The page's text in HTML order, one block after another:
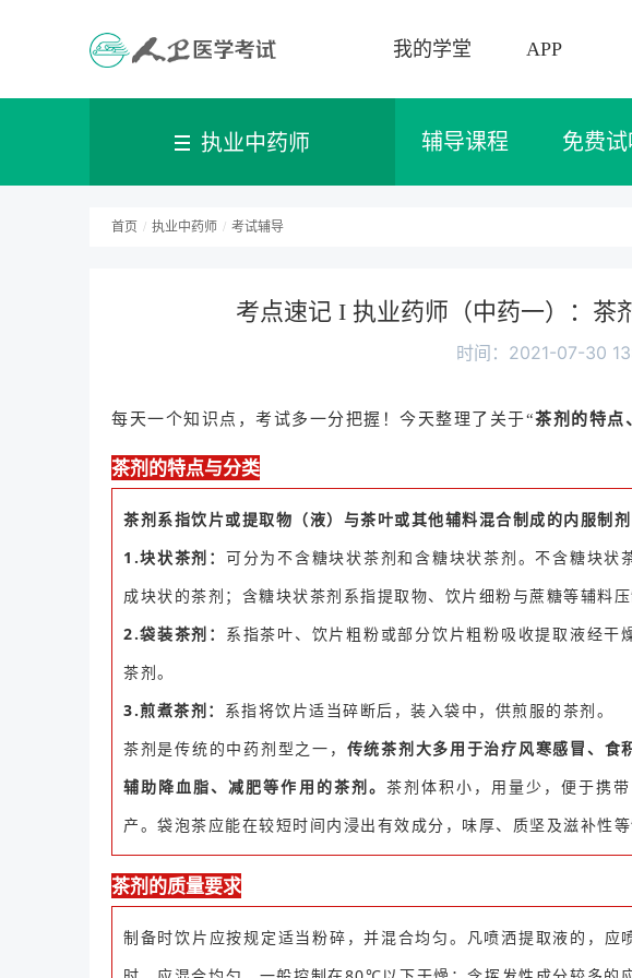
我的学堂 APP
执业中药师 辅导课程 免费试
首页 / 执业中药师 / 考试辅导
考点速记 I 执业药师（中药一）：茶
时间：2021-07-30
每天一个知识点，考试多一分把握！ 今天整理了关于“茶剂的特点
茶剂的特点与分类
茶剂系指饮片或提取物（液）与茶叶或其他辅料混合制成的内服制
1.块状茶剂： 可分为不含糖块状茶剂和含糖块状茶剂。不含糖块
成块状的茶剂；含糖块状茶剂系指提取物、饮片细粉与蔗糖等辅料压
2.袋装茶剂： 系指茶叶、饮片粗粉或部分饮片粗粉吸收提取液经
茶剂。
3.煎煮茶剂： 系指将饮片适当碎断后，装入袋中，供煎服的茶剂。
茶剂是传统的中药剂型之一， 传统茶剂大多用于治疗风寒感冒、食
辅助降血脂、减肥等作用的茶剂。 茶剂体积小，用量少，便于携
产。袋泡茶应能在较短时间内浸出有效成分，味厚、质坚及滋补性等
茶剂的质量要求
制备时饮片应按规定适当粉碎，并混合均匀。凡喷洒提取液的，